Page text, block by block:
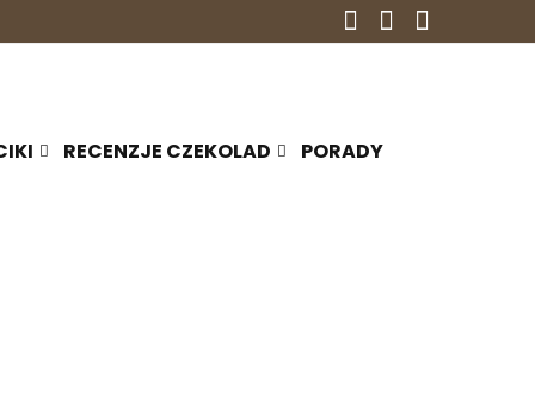
RECENZJE CZEKOLAD PORADY